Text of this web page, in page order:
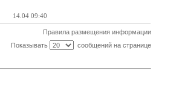
14.04 09:40
Правила размещения информации
Показывать
сообщений на странице